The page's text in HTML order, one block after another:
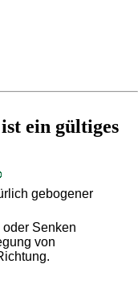
ist ein gültiges
gebogener
Senken
von